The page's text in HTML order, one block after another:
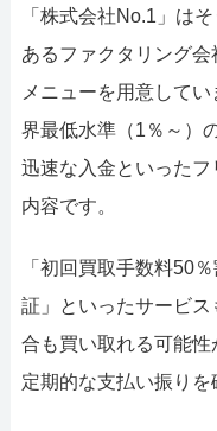
「株式会社No.1」は
あるファクタリング
メニューを用意して
界最低水準（1％～）
迅速な入金といった
内容です。
「初回買取手数料50
証」といったサービ
合も買い取れる可能
定期的な支払い振りを